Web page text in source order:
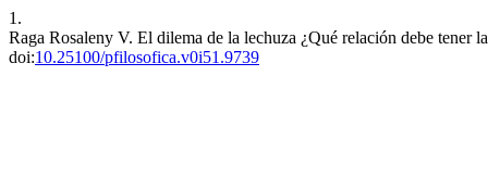
1.
Raga Rosaleny V. El dilema de la lechuza ¿Qué relación debe tener
doi:10.25100/pfilosofica.v0i51.9739